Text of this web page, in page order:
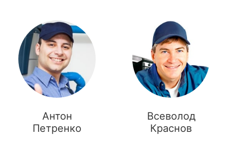
Антон
Петренко
Всеволод
Краснов